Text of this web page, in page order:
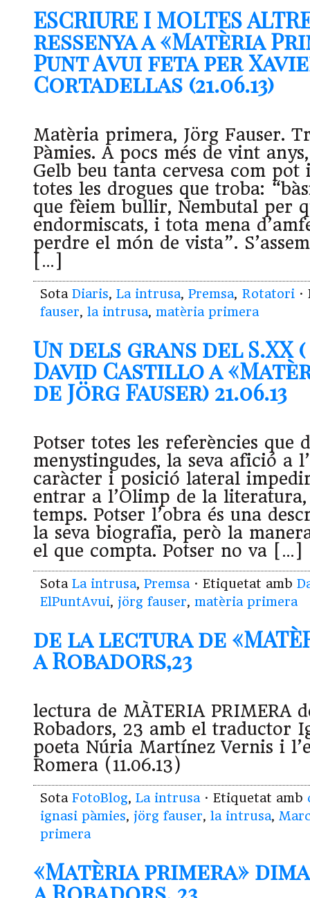
ESCRIURE I MOLTES
ressenya a «Matèria
Punt Avui feta per
Cortadellas (21.06.13)
Matèria primera, Jörg Fauser.
Pàmies. A pocs més de vint
Gelb beu tanta cervesa com pot
totes les drogues que troba:
que fèiem bullir, Nembutal per
endormiscats, i tota mena
perdre el món de vista”.
[…]
Sota Diaris, La intrusa, Premsa, Rotatori
fauser, la intrusa, matèria primera
Un dels grans del
David Castillo a
de Jörg Fauser) 21.06.13
Potser totes les referències que
menystingudes, la seva afició a
caràcter i posició lateral
entrar a l’Olimp de la
temps. Potser l’obra és una
la seva biografia, però la
el que compta. Potser no va […]
Sota La intrusa, Premsa · Etiquetat amb
ElPuntAvui, jörg fauser, matèria primera
de la lectura de
a Robadors,23
lectura de MÀTERIA PRIMERA
Robadors, 23 amb el traductor
poeta Núria Martínez Vernis i
Romera (11.06.13)
Sota FotoBlog, La intrusa · Etiquetat amb
ignasi pàmies, jörg fauser, la intrusa,
primera
«Matèria primera»